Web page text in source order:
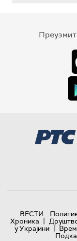
ВЕСТИ
Хроника |
у Украјини |